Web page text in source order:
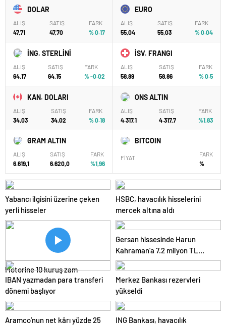
DOLAR
ALIŞ
47,71
SATIŞ
47,70
FARK
% 0.17
EURO
ALIŞ
55,04
SATIŞ
55,03
FARK
% 0.04
İNG. STERLİNİ
ALIŞ
64,17
SATIŞ
64,15
FARK
% -0.02
İSV. FRANGI
ALIŞ
58,89
SATIŞ
58,86
FARK
% 0.5
KAN. DOLARI
ALIŞ
34,03
SATIŞ
34,02
FARK
% 0.18
ONS ALTIN
ALIŞ
4.317,1
SATIŞ
4.317,7
FARK
%1,83
GRAM ALTIN
ALIŞ
6.619,1
SATIŞ
6.620,0
FARK
%1,96
BITCOIN
FİYAT
FARK
%
Yabancı ilgisini üzerine çeken
yerli hisseler
HSBC, havacılık hisselerini
mercek altına aldı
Motorine 10 kuruş zam
Gersan hissesinde Harun
Kahraman’a 7.2 milyon TL
para cezası
IBAN yazmadan para transferi
dönemi başlıyor
Merkez Bankası rezervleri
yükseldi
Aramco’nun net kârı yüzde 25
ING Bankası, havacılık